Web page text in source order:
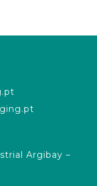
Argibay –